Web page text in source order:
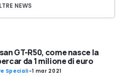
NEWS
GT-R50, come nasce la
da 1 milione di euro
Speciali-1 mar 2021